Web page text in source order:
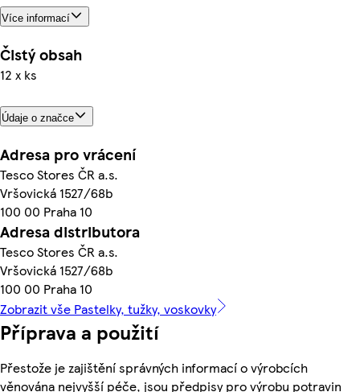
Více informací
Čistý obsah
12 x ks
Údaje o značce
Adresa pro vrácení
Tesco Stores ČR a.s.
Vršovická 1527/68b
100 00 Praha 10
Adresa distributora
Tesco Stores ČR a.s.
Vršovická 1527/68b
100 00 Praha 10
Zobrazit vše Pastelky, tužky, voskovky
Příprava a použití
Přestože je zajištění správných informací o výrobcích
věnována nejvyšší péče, jsou předpisy pro výrobu potravin